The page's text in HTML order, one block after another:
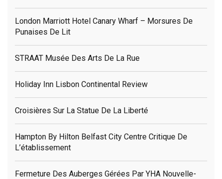
London Marriott Hotel Canary Wharf – Morsures De
Punaises De Lit
STRAAT Musée Des Arts De La Rue
Holiday Inn Lisbon Continental Review
Croisières Sur La Statue De La Liberté
Hampton By Hilton Belfast City Centre Critique De
L’établissement
Fermeture Des Auberges Gérées Par YHA Nouvelle-